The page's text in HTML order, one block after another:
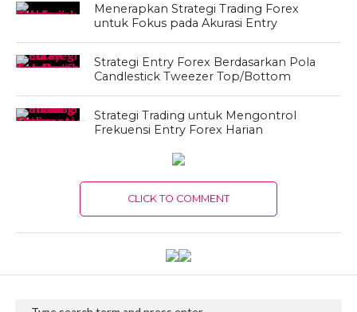
Menerapkan Strategi Trading Forex
untuk Fokus pada Akurasi Entry
Strategi Entry Forex Berdasarkan Pola
Candlestick Tweezer Top/Bottom
Strategi Trading untuk Mengontrol
Frekuensi Entry Forex Harian
CLICK TO COMMENT